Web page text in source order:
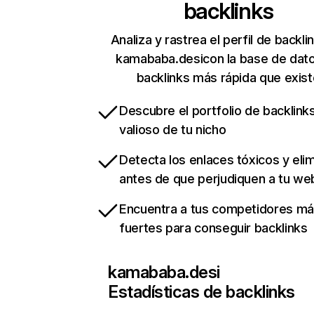
backlinks
Analiza y rastrea el perfil de
kamababa.desicon la base de
backlinks más rápida que
Descubre el portfolio de
valioso de tu nicho
Detecta los enlaces tóxicos y
antes de que perjudiquen a tu
Encuentra a tus competidores
fuertes para conseguir backlinks
kamababa.desi
Estadísticas de backlinks